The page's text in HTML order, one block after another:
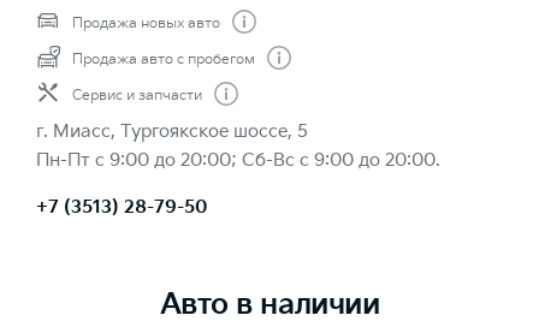
Продажа новых авто
Продажа авто с пробегом
Сервис и запчасти
г. Миасс, Тургоякское шоссе, 5
Пн-Пт с 9:00 до 20:00; Сб-Вс с 9:00 до 20:00.
+7 (3513) 28-79-50
Авто в наличии